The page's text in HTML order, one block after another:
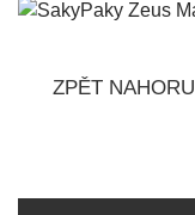
ZPĚT NAHORU